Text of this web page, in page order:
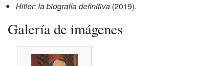
Hitler: la biografía definitiva (2019).
Galería de imágenes